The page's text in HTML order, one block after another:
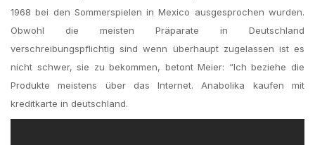
1968 bei den Sommerspielen in Mexico ausgesprochen wurden.
Obwohl die meisten Präparate in Deutschland
verschreibungspflichtig sind wenn überhaupt zugelassen ist es
nicht schwer, sie zu bekommen, betont Meier: “Ich beziehe die
Produkte meistens über das Internet. Anabolika kaufen mit
kreditkarte in deutschland.